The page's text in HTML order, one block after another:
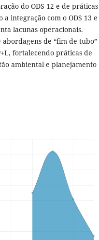
do ODS 12 e de práticas
integração com o ODS 13 e
lacunas operacionais.
de “fim de tubo”
fortalecendo práticas de
ambiental e planejamento